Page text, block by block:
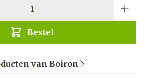
Bestel
van Boiron